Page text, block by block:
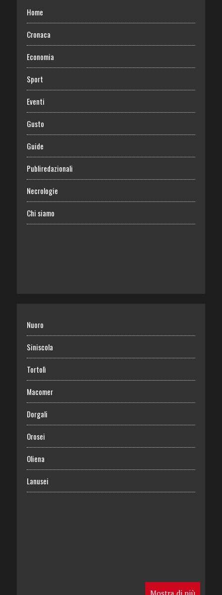
Home
Cronaca
Economia
Sport
Eventi
Gusto
Guide
Publiredazionali
Necrologie
Chi siamo
Nuoro
Siniscola
Tortolì
Macomer
Dorgali
Orosei
Oliena
Lanusei
Mostra di più